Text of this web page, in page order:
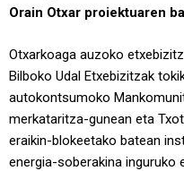
Orain Otxar proiektuaren
Otxarkoaga auzoko
Bilboko Udal Etxebizitzak
autokontsumoko
merkataritza-gunean eta
eraikin-blokeetako batean
energia-soberakina inguruko